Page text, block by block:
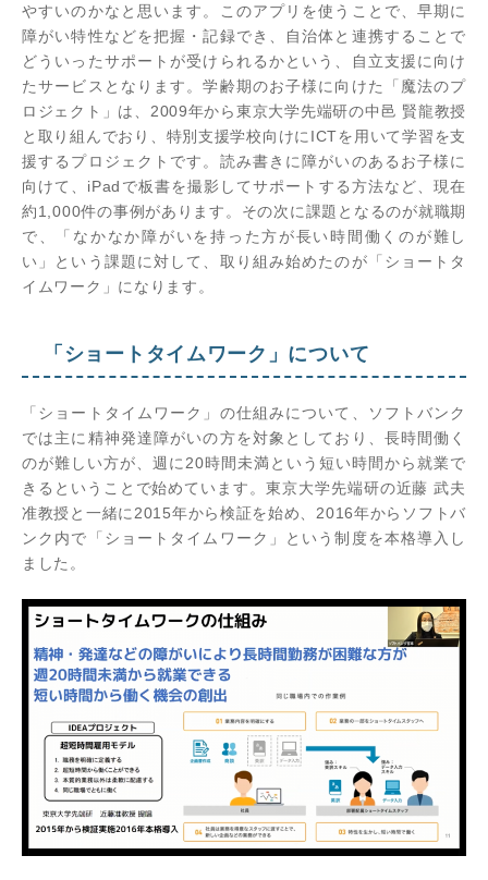
やすいのかなと思います。このアプリを使うことで、早期に
障がい特性などを把握・記録でき、自治体と連携することで
どういったサポートが受けられるかという、自立支援に向け
たサービスとなります。学齢期のお子様に向けた「魔法のプ
ロジェクト」は、2009年から東京大学先端研の中邑 賢龍教授
と取り組んでおり、特別支援学校向けにICTを用いて学習を支
援するプロジェクトです。読み書きに障がいのあるお子様に
向けて、iPadで板書を撮影してサポートする方法など、現在
約1,000件の事例があります。その次に課題となるのが就職期
で、「なかなか障がいを持った方が長い時間働くのが難し
い」という課題に対して、取り組み始めたのが「ショートタ
イムワーク」になります。
「ショートタイムワーク」について
「ショートタイムワーク」の仕組みについて、ソフトバンク
では主に精神発達障がいの方を対象としており、長時間働く
のが難しい方が、週に20時間未満という短い時間から就業で
きるということで始めています。東京大学先端研の近藤 武夫
准教授と一緒に2015年から検証を始め、2016年からソフトバ
ンク内で「ショートタイムワーク」という制度を本格導入し
ました。